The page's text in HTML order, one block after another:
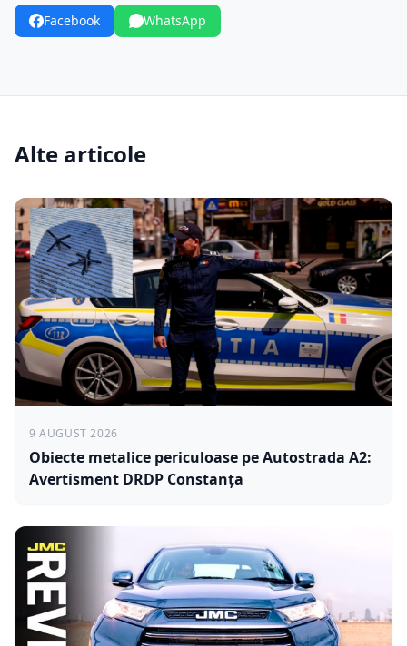
Facebook WhatsApp
Alte articole
9 AUGUST 2026
Obiecte metalice periculoase pe Autostrada A2:
Avertisment DRDP Constanța